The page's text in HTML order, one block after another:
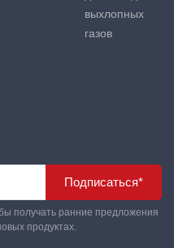
выхлопных
газов
Подписаться*
получать ранние предложения
продуктах.